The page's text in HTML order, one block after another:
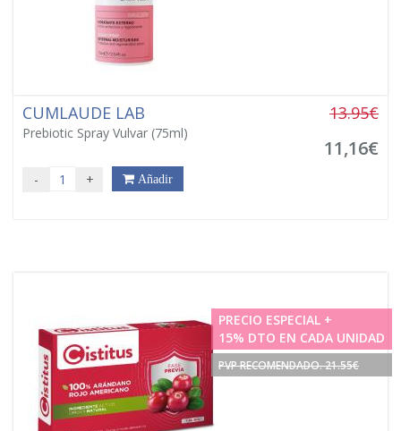
CUMLAUDE LAB
Prebiotic Spray Vulvar (75ml)
13.95€
11,16€
- + Añadir
PRECIO ESPECIAL +
15% DTO EN CADA UNIDAD
PVP RECOMENDADO. 21.55€